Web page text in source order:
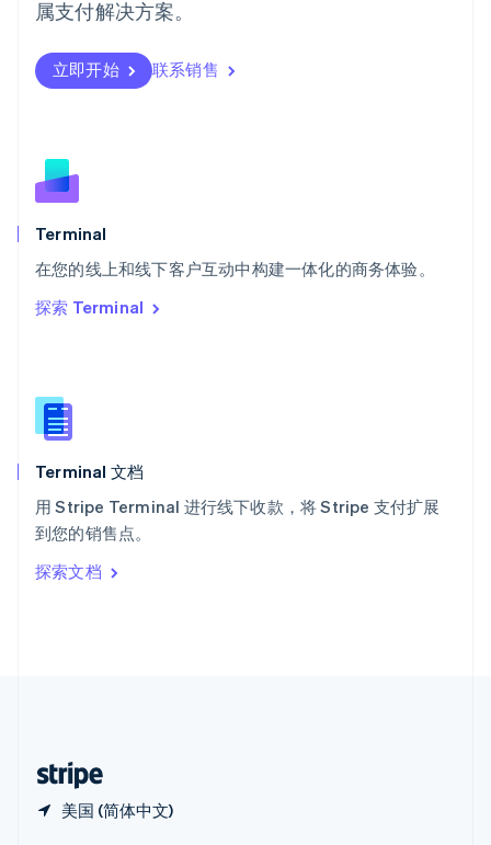
属支付解决方案。
立即开始 联系销售
Terminal
在您的线上和线下客户互动中构建一体化的商务体验。
探索 Terminal
Terminal 文档
用 Stripe Terminal 进行线下收款，将 Stripe 支付扩展
到您的销售点。
探索文档
美国 (简体中文)
瑞典
瑞士
DeutschFrançais
斯洛伐克
English
斯洛文尼亚
泰国
ไทยEnglish
English
English
新西兰
匈牙利
意大利
ItalianoEnglish
印度
English